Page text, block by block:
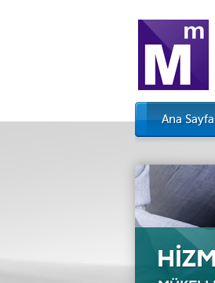
Ana Sayfa